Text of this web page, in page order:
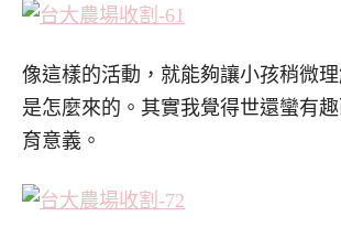
像這樣的活動，就能夠讓小孩稍微
是怎麼來的。其實我覺得世還蠻有
育意義。